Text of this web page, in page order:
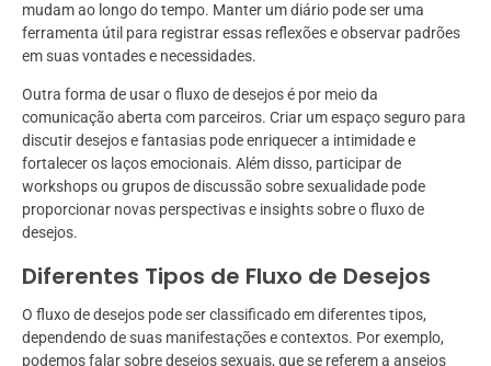
mudam ao longo do tempo. Manter um diário pode ser uma
ferramenta útil para registrar essas reflexões e observar padrões
em suas vontades e necessidades.
Outra forma de usar o fluxo de desejos é por meio da
comunicação aberta com parceiros. Criar um espaço seguro para
discutir desejos e fantasias pode enriquecer a intimidade e
fortalecer os laços emocionais. Além disso, participar de
workshops ou grupos de discussão sobre sexualidade pode
proporcionar novas perspectivas e insights sobre o fluxo de
desejos.
Diferentes Tipos de Fluxo de Desejos
O fluxo de desejos pode ser classificado em diferentes tipos,
dependendo de suas manifestações e contextos. Por exemplo,
podemos falar sobre desejos sexuais, que se referem a anseios